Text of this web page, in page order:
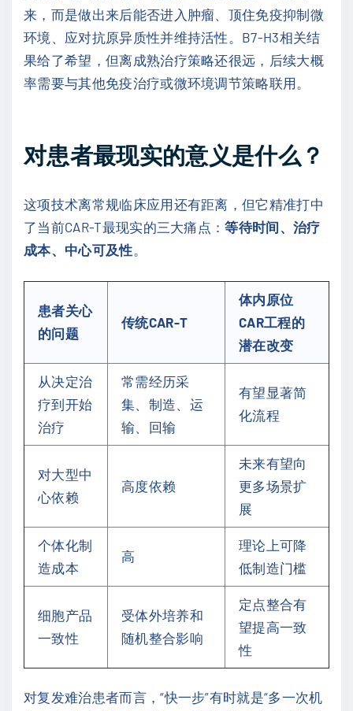
来，而是做出来后能否进入肿瘤、顶住免疫抑制微
环境、应对抗原异质性并维持活性。B7-H3相关结
果给了希望，但离成熟治疗策略还很远，后续大概
率需要与其他免疫治疗或微环境调节策略联用。
对患者最现实的意义是什么？
这项技术离常规临床应用还有距离，但它精准打中
了当前CAR-T最现实的三大痛点：等待时间、治疗
成本、中心可及性
患者关心
的问题
传统CAR-T
体内原位
CAR工程的
潜在改变
从决定治
疗到开始
治疗
常需经历采
集、制造、运
输、回输
有望显著简
化流程
对大型中
心依赖
高度依赖
未来有望向
更多场景扩
展
个体化制
造成本
高
理论上可降
低制造门槛
细胞产品
一致性
受体外培养和
随机整合影响
定点整合有
望提高一致
性
对复发难治患者而言，“快一步”有时就是“多一次机